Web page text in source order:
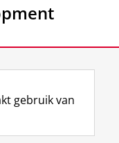
Development
R I Y
gebruik van